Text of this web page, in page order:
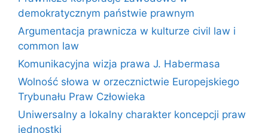
demokratycznym państwie prawnym
Argumentacja prawnicza w kulturze civil law i
common law
Komunikacyjna wizja prawa J. Habermasa
Wolność słowa w orzecznictwie Europejskiego
Trybunału Praw Człowieka
Uniwersalny a lokalny charakter koncepcji praw
jednostki